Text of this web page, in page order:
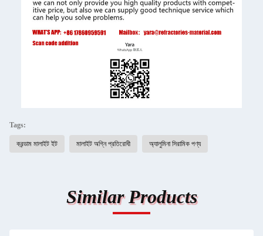
Tags:
করন্ডাম মালাইট ইট মালাইট অগ্নি প্রতিরোধী অ্যালুমিনা সিরামিক পণ্য
Similar Products